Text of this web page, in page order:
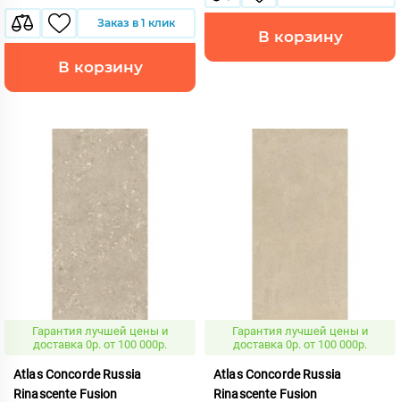
Заказ в 1 клик
В корзину
В корзину
Гарантия лучшей цены и
доставка 0р. от 100 000р.
Atlas Concorde Russia
Rinascente Fusion
Гарантия лучшей цены и
доставка 0р. от 100 000р.
Atlas Concorde Russia
Rinascente Fusion